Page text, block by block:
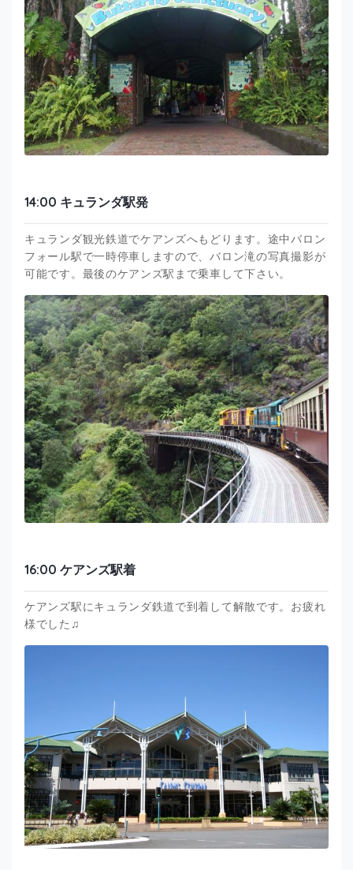
14:00 キュランダ駅発
キュランダ観光鉄道でケアンズへもどります。途中バロン
フォール駅で一時停車しますので、バロン滝の写真撮影が
可能です。最後のケアンズ駅まで乗車して下さい。
16:00 ケアンズ駅着
ケアンズ駅にキュランダ鉄道で到着して解散です。お疲れ
様でした♫